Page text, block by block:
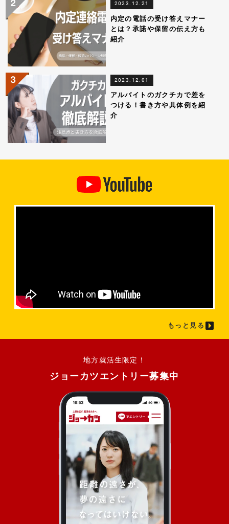
2023.12.21
内定の電話の受け答えマナー
とは？承諾や保留の伝え方も
紹介
2023.12.01
アルバイトのガクチカで差を
つける！書き方や具体例を紹
介
もっと見る
地方就活生限定！
ジョーカツエントリー募集中